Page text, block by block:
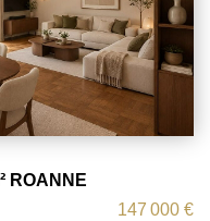
ROANNE
147 000 €